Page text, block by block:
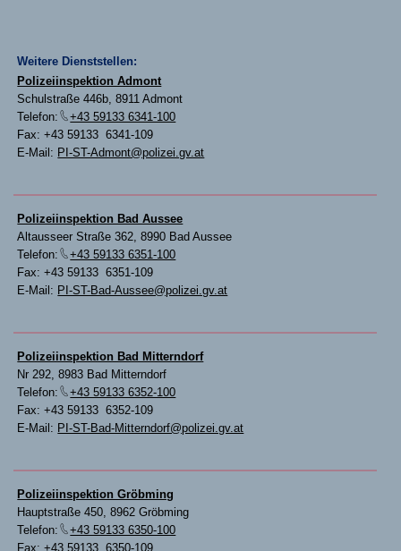
Weitere Dienststellen:
Polizeiinspektion Admont
Schulstraße 446b, 8911 Admont
Telefon:
+43 59133 6341-100
Fax: +43 59133 6341-109
E-Mail: PI-ST-Admont@polizei.gv.at
Polizeiinspektion Bad Aussee
Altausseer Straße 362, 8990 Bad Aussee
Telefon:
+43 59133 6351-100
Fax: +43 59133 6351-109
E-Mail: PI-ST-Bad-Aussee@polizei.gv.at
Polizeiinspektion Bad Mitterndorf
Nr 292, 8983 Bad Mitterndorf
Telefon:
+43 59133 6352-100
Fax: +43 59133 6352-109
E-Mail: PI-ST-Bad-Mitterndorf@polizei.gv.at
Polizeiinspektion Gröbming
Hauptstraße 450, 8962 Gröbming
Telefon:
+43 59133 6350-100
Fax: +43 59133 6350-109